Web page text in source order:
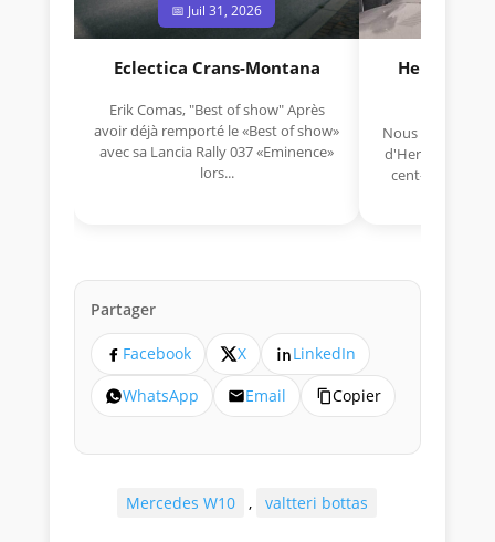
📅 Juil 31, 2026
Eclectica Crans-Montana
Erik Comas, "Best of show" Après
avoir déjà remporté le «Best of show»
avec sa Lancia Rally 037 «Eminence»
lors...
Hermano
Nous avons
d'Hermano Da
cent-unième
Partager
Facebook X
LinkedIn
WhatsApp
Email Copier
Mercedes W10 , valtteri bottas